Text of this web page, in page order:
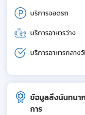
บริการจอดรถ
บริการอาหารว่าง
บริการอาหารกลาง
ข้อมูลสิ่งนันทนา
การ